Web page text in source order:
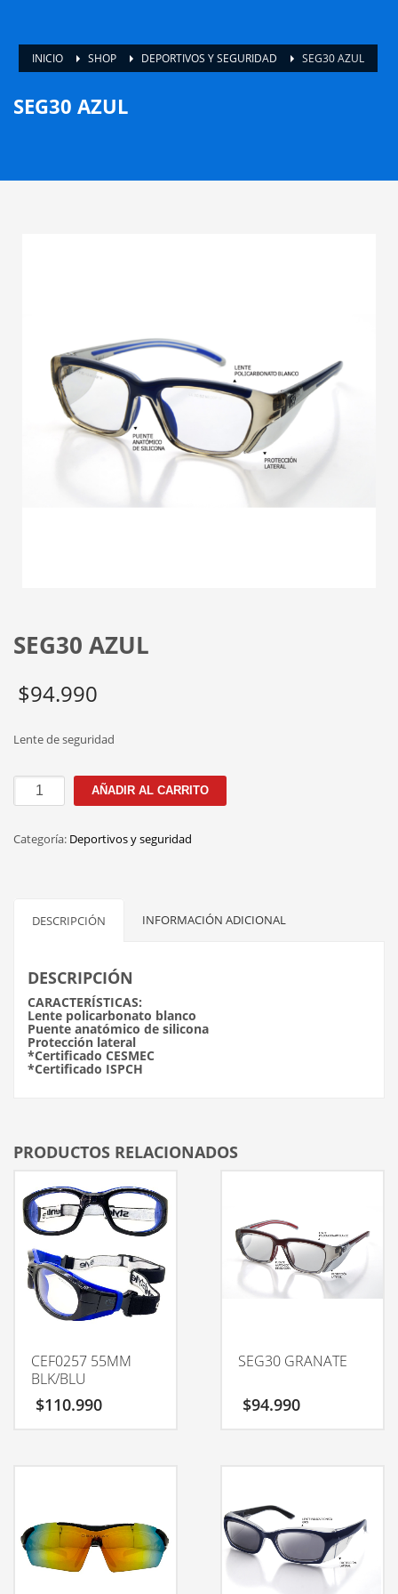
INICIO SHOP DEPORTIVOS Y SEGURIDAD SEG30 AZUL
SEG30 AZUL
SEG30 AZUL
$94.990
Lente de seguridad
SEG30
AZUL
AÑADIR AL CARRITO
Categoría: Deportivos y seguridad
DESCRIPCIÓN INFORMACIÓN ADICIONAL
DESCRIPCIÓN
CARACTERÍSTICAS:
Lente policarbonato blanco
Puente anatómico de silicona
Protección lateral
*Certificado CESMEC
*Certificado ISPCH
PRODUCTOS RELACIONADOS
CEF0257 55MM
BLK/BLU
$110.990
SEG30 GRANATE
$94.990